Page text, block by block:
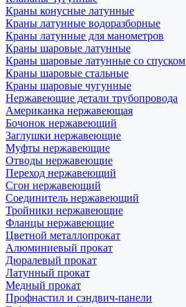
Краны конусные латунные
Краны латунные водоразборные
Краны латунные для манометров
Краны шаровые латунные
Краны шаровые латунные со спуском
Краны шаровые стальные
Краны шаровые чугунные
Нержавеющие детали трубопровода
Американка нержавеющая
Бочонок нержавеющий
Заглушки нержавеющие
Муфты нержавеющие
Отводы нержавеющие
Переход нержавеющий
Сгон нержавеющий
Соединитель нержавеющий
Тройники нержавеющие
Фланцы нержавеющие
Цветной металлопрокат
Алюминиевый прокат
Дюралевый прокат
Латунный прокат
Медный прокат
Профнастил и сэндвич-панели